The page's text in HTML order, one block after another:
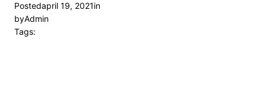
Postedapril 19, 2021in
byAdmin
Tags: